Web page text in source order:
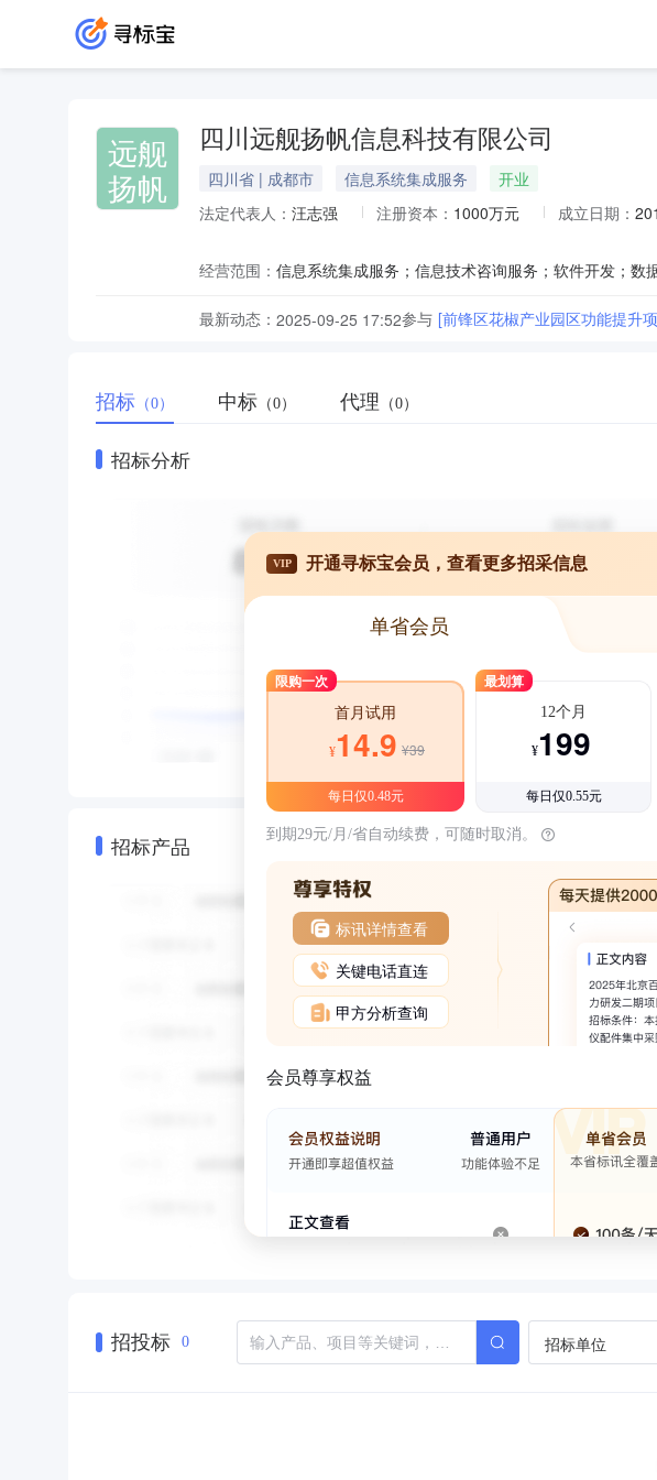
远舰
扬帆
四川远舰扬帆信息科技有限公司
四川省 | 成都市 信息系统集成服务
开业
法定代表人： 汪志强 注册资本： 1000万元 成立日期：
经营范围：
最新动态： 2025-09-25 17:52参与 [前锋区花椒产业园区功能提升
招标 （0） 中标 （0） 代理 （0）
招标分析
招标产品
VIP 开通寻标宝会员，查看更多招采信息
单省会员
限购一次
首月试用
¥14.9 ¥39
每日仅0.48元
最划算
12个月
¥199
每日仅0.55元
到期29元/月/省自动续费，可随时取消。
标讯详情查看
关键电话直连
甲方分析查询
会员尊享权益
招投标 0 招标单位